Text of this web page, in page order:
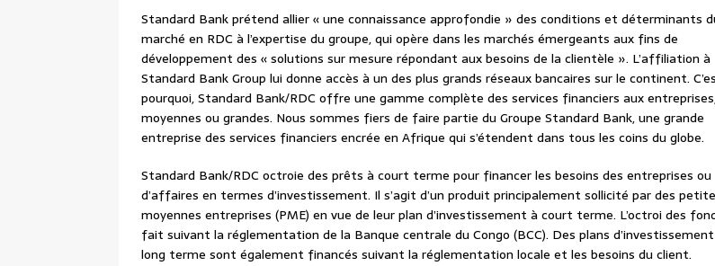
Standard Bank prétend allier « une connaissance approfondie » des conditions et déterminants
marché en RDC à l’expertise du groupe, qui opère dans les marchés émergeants aux fins de
développement des « solutions sur mesure répondant aux besoins de la clientèle ». L’affiliation à
Standard Bank Group lui donne accès à un des plus grands réseaux bancaires sur le continent.
pourquoi, Standard Bank/RDC offre une gamme complète des services financiers aux
moyennes ou grandes. Nous sommes fiers de faire partie du Groupe Standard Bank, une grande
entreprise des services financiers encrée en Afrique qui s’étendent dans tous les coins du globe.
Standard Bank/RDC octroie des prêts à court terme pour financer les besoins des entreprises ou
d’affaires en termes d’investissement. Il s’agit d’un produit principalement sollicité par des
moyennes entreprises (PME) en vue de leur plan d’investissement à court terme. L’octroi des
fait suivant la réglementation de la Banque centrale du Congo (BCC). Des plans
long terme sont également financés suivant la réglementation locale et les besoins du client.